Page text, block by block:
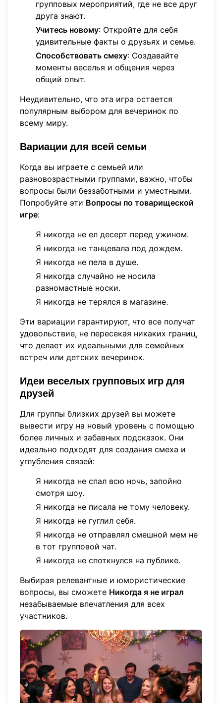
групповых мероприятий, где не все друг
друга знают.
Учитесь новому: Откройте для себя
удивительные факты о друзьях и семье.
Способствовать смеху: Создавайте
моменты веселья и общения через
общий опыт.
Неудивительно, что эта игра остается
популярным выбором для вечеринок по
всему миру.
Вариации для всей семьи
Когда вы играете с семьей или
разновозрастными группами, важно, чтобы
вопросы были беззаботными и уместными.
Попробуйте эти Вопросы по товарищеской
игре:
Я никогда не ел десерт перед ужином.
Я никогда не танцевала под дождем.
Я никогда не пела в душе.
Я никогда случайно не носила
разномастные носки.
Я никогда не терялся в магазине.
Эти вариации гарантируют, что все получат
удовольствие, не пересекая никаких границ,
что делает их идеальными для семейных
встреч или детских вечеринок.
Идеи веселых групповых игр для
друзей
Для группы близких друзей вы можете
вывести игру на новый уровень с помощью
более личных и забавных подсказок. Они
идеально подходят для создания смеха и
углубления связей:
Я никогда не спал всю ночь, запойно
смотря шоу.
Я никогда не писала не тому человеку.
Я никогда не гуглил себя.
Я никогда не отправлял смешной мем не
в тот групповой чат.
Я никогда не споткнулся на публике.
Выбирая релевантные и юмористические
вопросы, вы сможете Никогда я не играл
незабываемые впечатления для всех
участников.